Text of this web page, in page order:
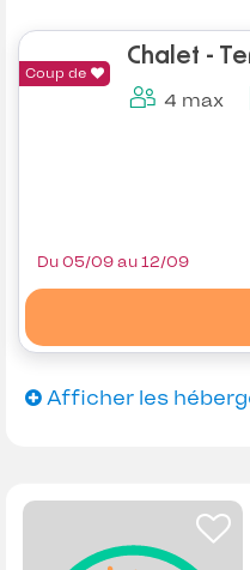
Coup de
Chalet -
4 max
Du 05/09 au 12/09
Afficher les